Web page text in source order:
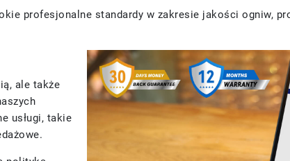
profesjonalne standardy w zakresie jakości ogniw,
ale także
usługi, takie